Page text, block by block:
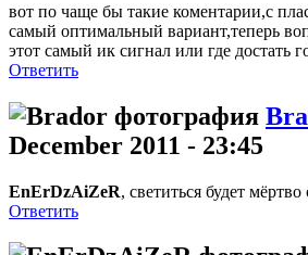
вот по чаще бы такие коментарии,с
самый оптимальный вариант,теперь
этот самый ик сигнал или где достать
Ответить
December 2011 - 23:45
EnErDzAiZeR, светиться будет
Ответить